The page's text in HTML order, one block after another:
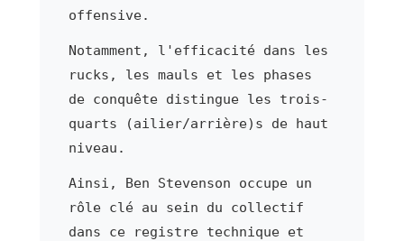
offensive.
Notamment, l'efficacité dans les
rucks, les mauls et les phases
de conquête distingue les trois-
quarts (ailier/arrière)s de haut
niveau.
Ainsi, Ben Stevenson occupe un
rôle clé au sein du collectif
dans ce registre technique et